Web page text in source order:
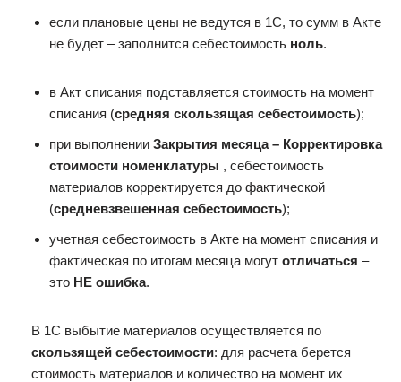
если плановые цены не ведутся в 1С, то сумм в Акте
не будет – заполнится себестоимость ноль.
в Акт списания подставляется стоимость на момент
списания (средняя скользящая себестоимость);
при выполнении Закрытия месяца – Корректировка
стоимости номенклатуры , себестоимость
материалов корректируется до фактической
(средневзвешенная себестоимость);
учетная себестоимость в Акте на момент списания и
фактическая по итогам месяца могут отличаться –
это НЕ ошибка.
В 1С выбытие материалов осуществляется по
скользящей себестоимости: для расчета берется
стоимость материалов и количество на момент их